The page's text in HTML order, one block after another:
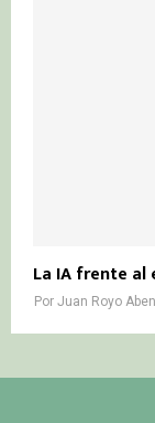
La IA frente al
Por Juan Royo